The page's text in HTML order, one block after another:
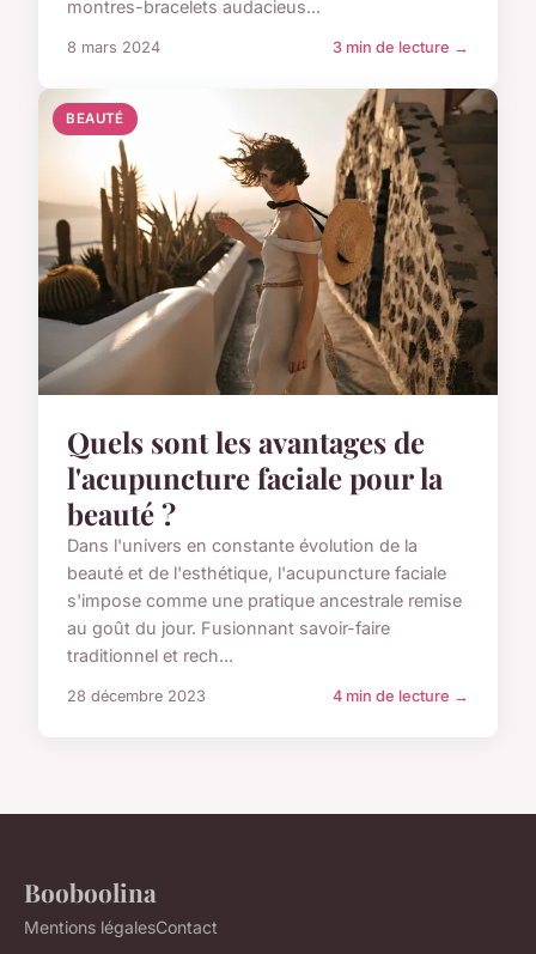
montres-bracelets audacieus...
8 mars 2024 3 min de lecture →
BEAUTÉ
Quels sont les avantages de
l'acupuncture faciale pour la
beauté ?
Dans l'univers en constante évolution de la
beauté et de l'esthétique, l'acupuncture faciale
s'impose comme une pratique ancestrale remise
au goût du jour. Fusionnant savoir-faire
traditionnel et rech...
28 décembre 2023 4 min de lecture →
Booboolina
Mentions légalesContact